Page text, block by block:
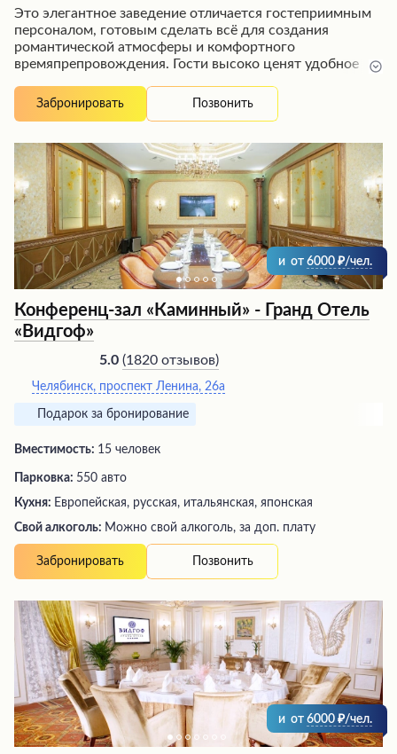
Это элегантное заведение отличается гостеприимным
персоналом, готовым сделать всё для создания
романтической атмосферы и комфортного
времяпрепровождения. Гости высоко ценят удобное
главными достопримечательностями, а также
разнообразные и вкусные завтраки. Номера
отдыха, включая дополнительные удобства вроде
ортопедических подушек и тёплых одеял. К услугам
постояльцев также предлагаются тренажёрный зал и
сауна для поддержания здорового образа жизни в
путешествии.
Забронировать Позвонить
и от 6000 /чел.
Конференц-зал «Каминный» - Гранд Отель
«Видгоф»
5.0 (1820 отзывов)
Челябинск, проспект Ленина, 26а
Подарок за бронирование
Вместимость: 15 человек
Парковка: 550 авто
Кухня: Европейская, русская, итальянская, японская
Свой алкоголь: Можно свой алкоголь, за доп. плату
Забронировать Позвонить
и от 6000 /чел.